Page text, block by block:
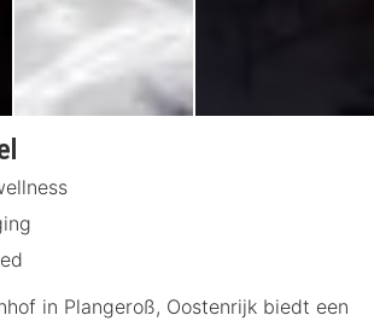
in Plangeroß, Oostenrijk biedt een